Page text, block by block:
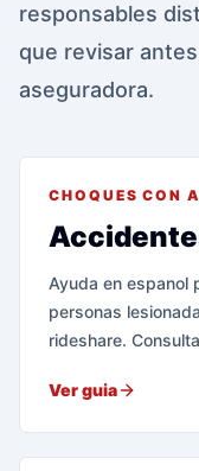
responsables
que revisar
aseguradora.
CHOQUES CON
Ayuda en espanol
personas
rideshare.
Ver guia